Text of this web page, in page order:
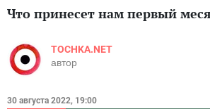
Что принесет нам первый
TOCHKA.NET
автор
30 августа 2022, 19:00